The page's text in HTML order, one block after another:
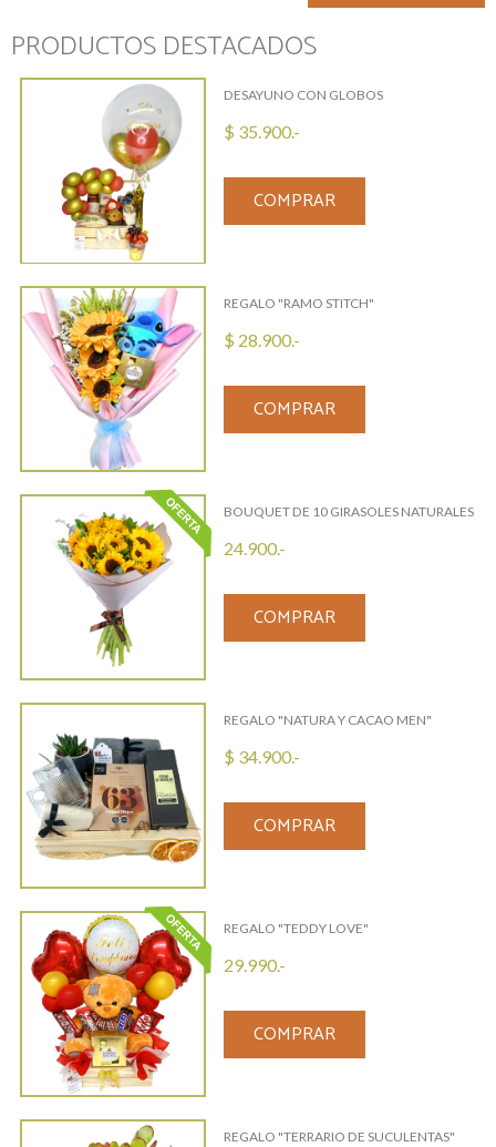
PRODUCTOS DESTACADOS
DESAYUNO CON GLOBOS
$ 35.900.-
COMPRAR
REGALO "RAMO STITCH"
$ 28.900.-
COMPRAR
BOUQUET DE 10 GIRASOLES NATURALES
24.900.-
COMPRAR
REGALO "NATURA Y CACAO MEN"
$ 34.900.-
COMPRAR
REGALO "TEDDY LOVE"
29.990.-
COMPRAR
REGALO "TERRARIO DE SUCULENTAS"